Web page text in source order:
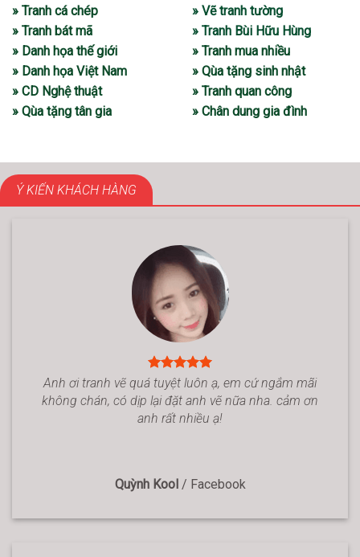
» Tranh cá chép
» Tranh bát mã
» Danh họa thế giới
» Danh họa Việt Nam
» CD Nghệ thuật
» Qùa tặng tân gia
» Vẽ tranh tường
» Tranh Bùi Hữu Hùng
» Tranh mua nhiều
» Qùa tặng sinh nhật
» Tranh quan công
» Chân dung gia đình
Ý KIẾN KHÁCH HÀNG
Anh ơi tranh vẽ quá tuyệt luôn ạ, em cứ ngắm mãi
không chán, có dịp lại đặt anh vẽ nữa nha. cảm ơn
anh rất nhiều ạ!
Quỳnh Kool / Facebook